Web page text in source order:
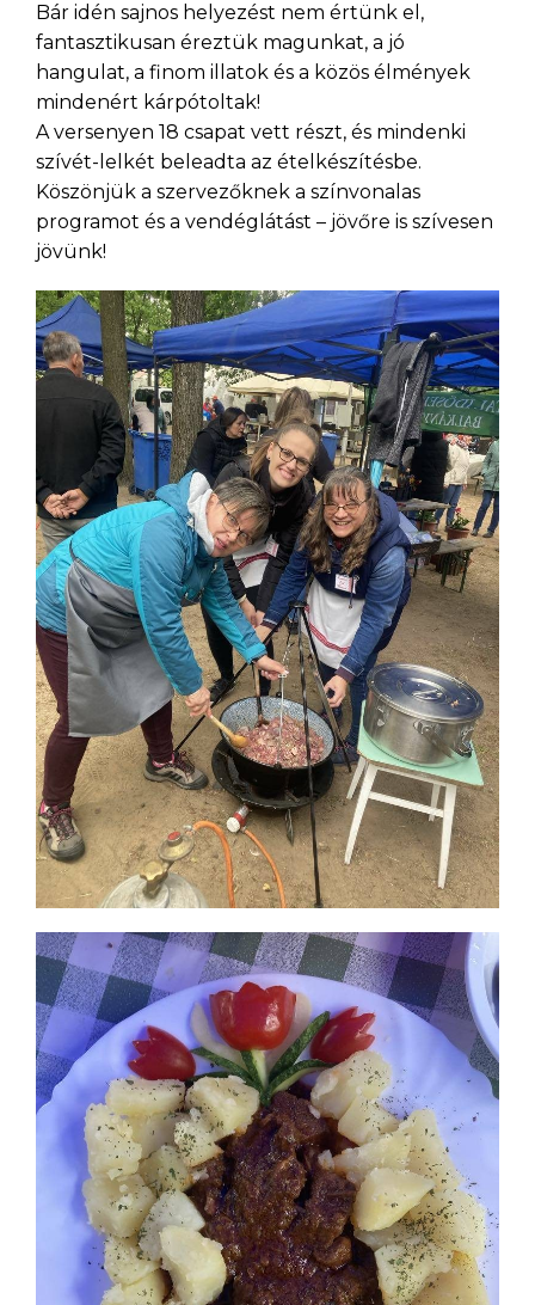
Bár idén sajnos helyezést nem értünk el,
fantasztikusan éreztük magunkat, a jó
hangulat, a finom illatok és a közös élmények
mindenért kárpótoltak!
A versenyen 18 csapat vett részt, és mindenki
szívét-lelkét beleadta az ételkészítésbe.
Köszönjük a szervezőknek a színvonalas
programot és a vendéglátást – jövőre is szívesen
jövünk!